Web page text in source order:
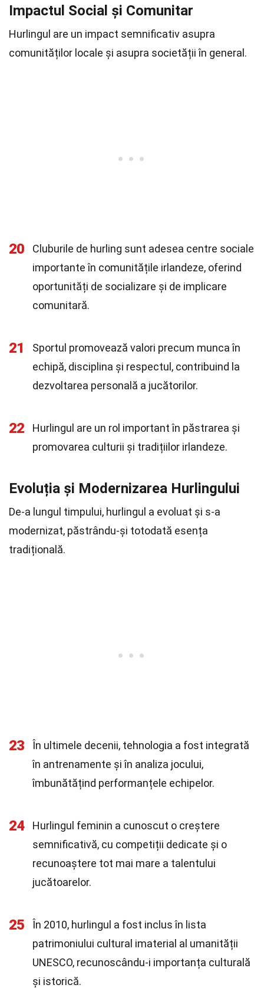
Impactul Social și Comunitar
Hurlingul are un impact semnificativ asupra
comunităților locale și asupra societății în general.
20
Cluburile de hurling sunt adesea centre sociale
importante în comunitățile irlandeze, oferind
oportunități de socializare și de implicare
comunitară.
21
Sportul promovează valori precum munca în
echipă, disciplina și respectul, contribuind la
dezvoltarea personală a jucătorilor.
22
Hurlingul are un rol important în păstrarea și
promovarea culturii și tradițiilor irlandeze.
Evoluția și Modernizarea Hurlingului
De-a lungul timpului, hurlingul a evoluat și s-a
modernizat, păstrându-și totodată esența
tradițională.
23
În ultimele decenii, tehnologia a fost integrată
în antrenamente și în analiza jocului,
îmbunătățind performanțele echipelor.
24
Hurlingul feminin a cunoscut o creștere
semnificativă, cu competiții dedicate și o
recunoaștere tot mai mare a talentului
jucătoarelor.
25
În 2010, hurlingul a fost inclus în lista
patrimoniului cultural imaterial al umanității
UNESCO, recunoscându-i importanța culturală
și istorică.